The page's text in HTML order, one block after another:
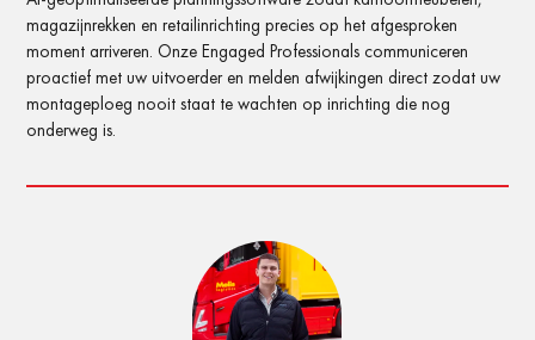
magazijnrekken en retailinrichting precies op het afgesproken
moment arriveren. Onze Engaged Professionals communiceren
proactief met uw uitvoerder en melden afwijkingen direct zodat uw
montageploeg nooit staat te wachten op inrichting die nog
onderweg is.